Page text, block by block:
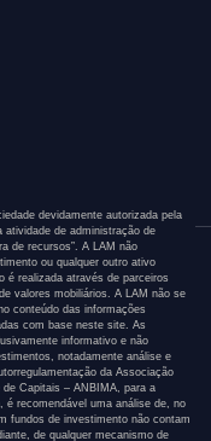
devidamente autorizada pela
atividade de administração de
de recursos”. A LAM não
ou qualquer outro ativo
é realizada através de parceiros
valores mobiliários. A LAM não se
conteúdo das informações
com base neste site. As
informativo e não
notadamente análise e
da Associação
Capitais – ANBIMA, para a
é recomendável uma análise de, no
fundos de investimento não contam
de qualquer mecanismo de